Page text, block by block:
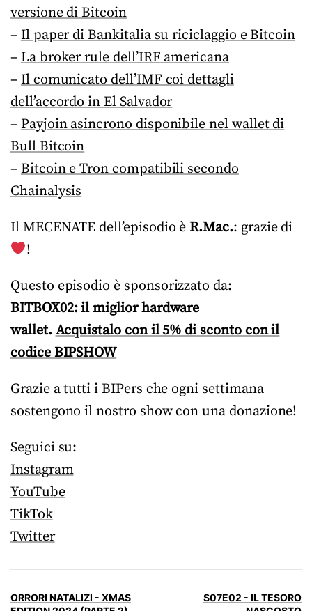
versione di Bitcoin
– Il paper di Bankitalia su riciclaggio e Bitcoin
– La broker rule dell’IRF americana
– Il comunicato dell’IMF coi dettagli
dell’accordo in El Salvador
– Payjoin asincrono disponibile nel wallet di
Bull Bitcoin
– Bitcoin e Tron compatibili secondo
Chainalysis
Il MECENATE dell’episodio èR.Mac.: grazie di
!
Questo episodio è sponsorizzato da:
BITBOX02: il miglior hardware
wallet.Acquistalo con il 5% di sconto con il
codice BIPSHOW
Grazie a tutti i BIPers che ogni settimana
sostengono il nostro show con una donazione!
Seguici su:
Instagram
YouTube
TikTok
Twitter
ORRORI NATALIZI - XMAS
S07E02 - IL TESORO